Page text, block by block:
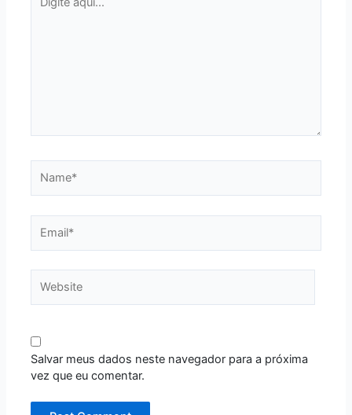
aqui...
Salvar meus dados neste navegador para a próxima
vez que eu comentar.